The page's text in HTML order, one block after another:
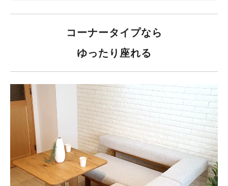
コーナータイプなら
ゆったり座れる